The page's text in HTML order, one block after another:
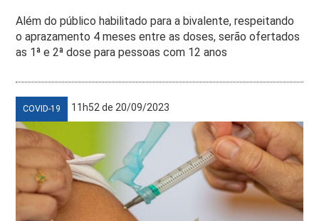
Além do público habilitado para a bivalente, respeitando
o aprazamento 4 meses entre as doses, serão ofertados
as 1ª e 2ª dose para pessoas com 12 anos
COVID-19 11h52 de 20/09/2023